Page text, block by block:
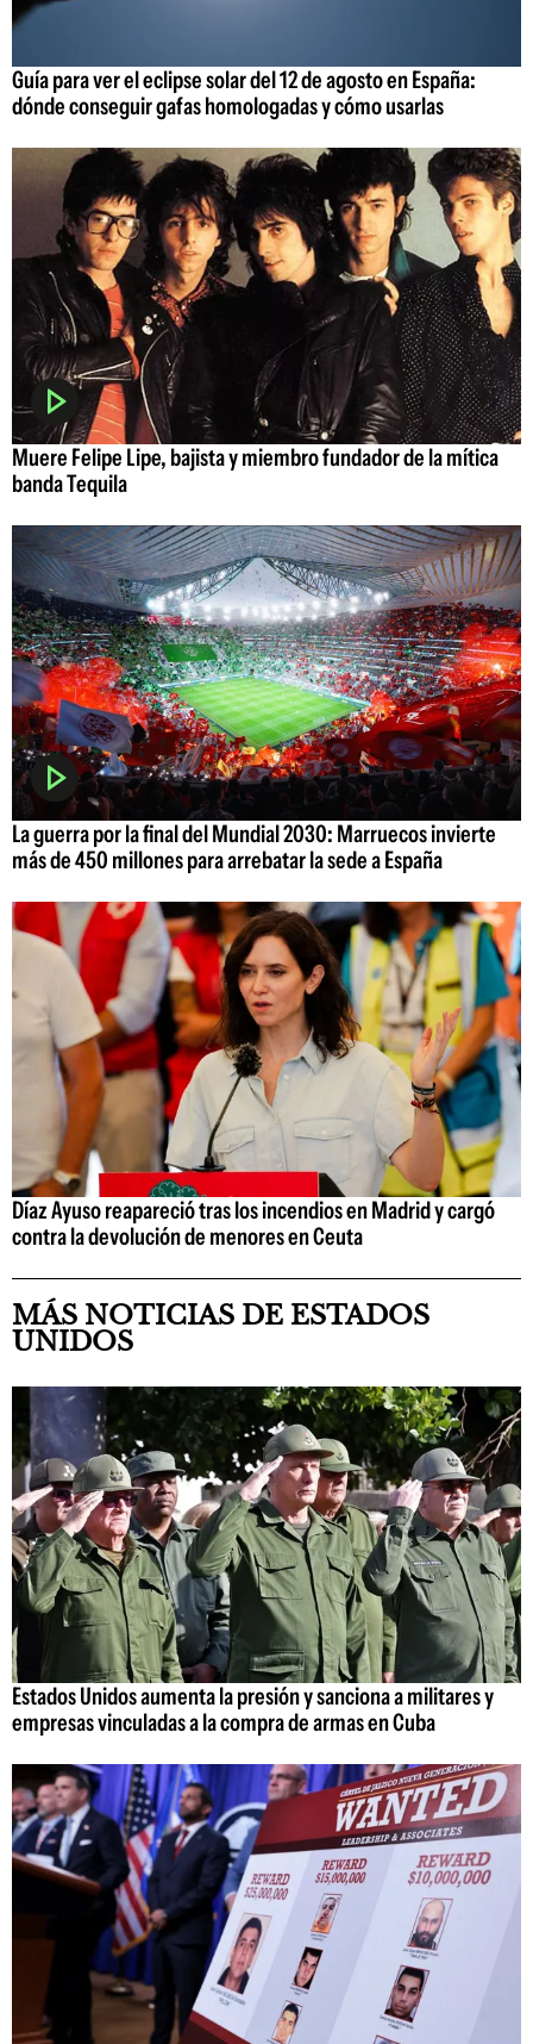
Guía para ver el eclipse solar del 12 de agosto en España:
dónde conseguir gafas homologadas y cómo usarlas
Muere Felipe Lipe, bajista y miembro fundador de la mítica
banda Tequila
La guerra por la final del Mundial 2030: Marruecos invierte
más de 450 millones para arrebatar la sede a España
Díaz Ayuso reapareció tras los incendios en Madrid y cargó
contra la devolución de menores en Ceuta
MÁS NOTICIAS DE ESTADOS
UNIDOS
Estados Unidos aumenta la presión y sanciona a militares y
empresas vinculadas a la compra de armas en Cuba